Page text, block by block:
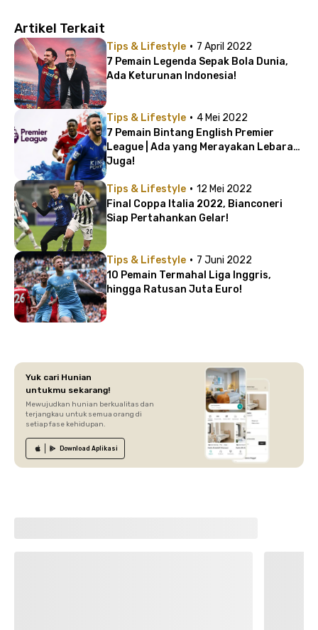
Artikel Terkait
Tips & Lifestyle · 7 April 2022
7 Pemain Legenda Sepak Bola Dunia,
Ada Keturunan Indonesia!
Tips & Lifestyle · 4 Mei 2022
7 Pemain Bintang English Premier
League | Ada yang Merayakan Lebaran
Juga!
Tips & Lifestyle · 12 Mei 2022
Final Coppa Italia 2022, Bianconeri
Siap Pertahankan Gelar!
Tips & Lifestyle · 7 Juni 2022
10 Pemain Termahal Liga Inggris,
hingga Ratusan Juta Euro!
Yuk cari Hunian
untukmu sekarang!
Mewujudkan hunian berkualitas dan
terjangkau untuk semua orang di
setiap fase kehidupan.
Download Aplikasi